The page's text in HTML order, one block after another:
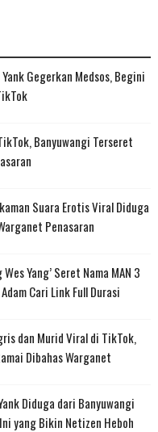
Gegerkan Medsos, Begini
Banyuwangi Terseret
Suara Erotis Viral Diduga
Penasaran
Yang’ Seret Nama MAN 3
Cari Link Full Durasi
dan Murid Viral di TikTok,
Dibahas Warganet
Diduga dari Banyuwangi
yang Bikin Netizen Heboh